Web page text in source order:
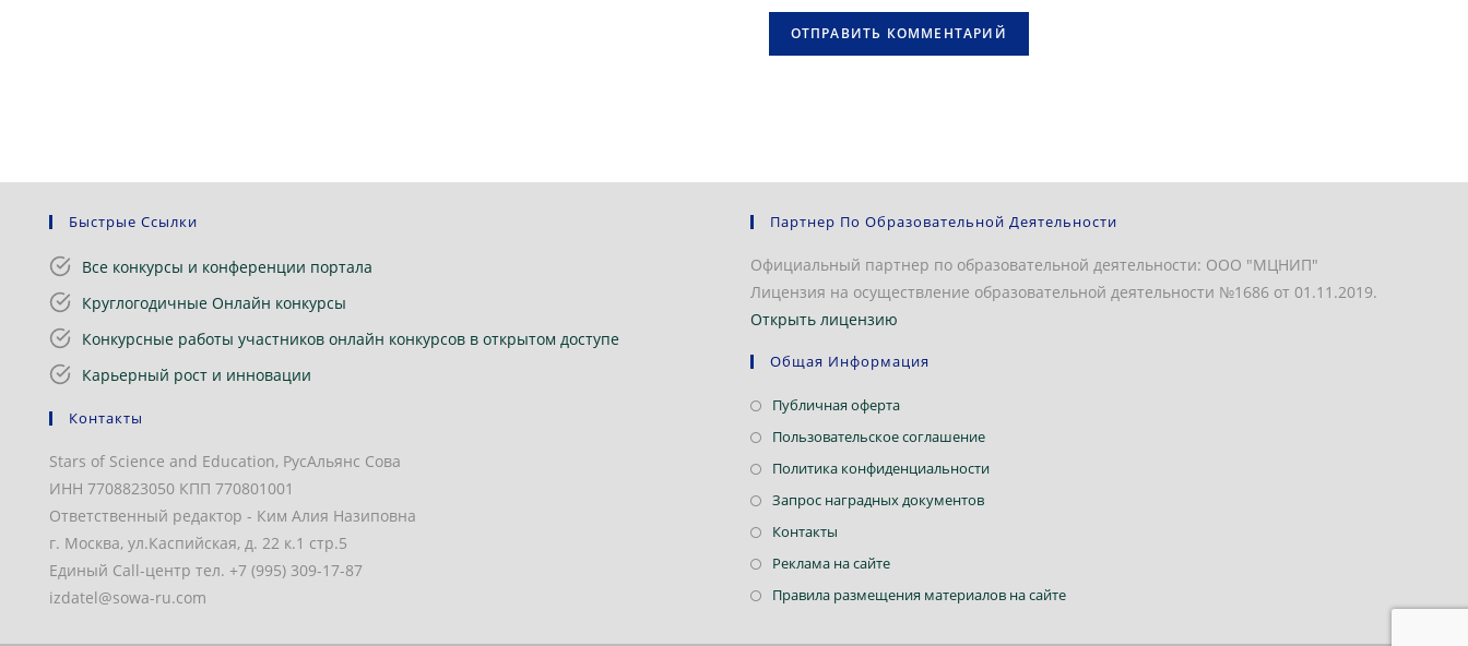
(необязательно)
Быстрые Ссылки
Все конкурсы и конференции портала
Круглогодичные Онлайн конкурсы
Конкурсные работы участников онлайн конкурсов в открытом доступе
Карьерный рост и инновации
Контакты
Stars of Science and Education, РусАльянс Сова
ИНН 7708823050 КПП 770801001
Ответственный редактор - Ким Алия Назиповна
г. Москва, ул.Каспийская, д. 22 к.1 стр.5
Единый Call-центр тел. +7 (995) 309-17-87
izdatel@sowa-ru.com
Партнер По Образовательной Деятельности
Официальный партнер по образовательной деятельности: ООО "МЦНИП"
Лицензия на осуществление образовательной деятельности №1686 от 01.11.2019.
Открыть лицензию
Общая Информация
Публичная офертаОткроется
в
Пользовательское соглашениеОткроется
в
Политика конфиденциальностиОткроется
Запрос наградных документовОткроется
Контакты
в
Реклама на сайтеОткроется
в
Правила размещения материалов на сайтеОткроется